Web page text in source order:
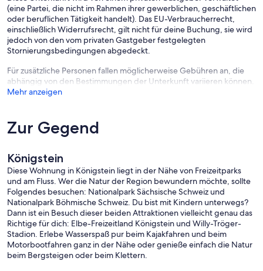
Endreinigung: 55,00 EUR (verpflichtend)
Energiekosten: inklusive
Handtücher: (mitzubringen)
Das Wichtigste auf einen Blick
für 4 Person(en)
2 Schlafzimmer
1 Bad
Rauchfrei
Kostenloser Parkplatz
Die Stadt Königstein erhebt eine Gästetaxe, welche gesondert
abgerechnet wird. 3,00 € pP&Nacht (2,50 € ermäßigt).
(eine Partei, die nicht im Rahmen ihrer gewerblichen, geschäftlichen
oder beruflichen Tätigkeit handelt). Das EU-Verbraucherrecht,
einschließlich Widerrufsrecht, gilt nicht für deine Buchung, sie wird
jedoch von den vom privaten Gastgeber festgelegten
Stornierungsbedingungen abgedeckt.
Für zusätzliche Personen fallen möglicherweise Gebühren an, die
abhängig von den Bestimmungen der Unterkunft variieren können.
Mehr anzeigen
Zur Gegend
Königstein
Diese Wohnung in Königstein liegt in der Nähe von Freizeitparks
und am Fluss. Wer die Natur der Region bewundern möchte, sollte
Folgendes besuchen: Nationalpark Sächsische Schweiz und
Nationalpark Böhmische Schweiz. Du bist mit Kindern unterwegs?
Dann ist ein Besuch dieser beiden Attraktionen vielleicht genau das
Richtige für dich: Elbe-Freizeitland Königstein und Willy-Tröger-
Stadion. Erlebe Wasserspaß pur beim Kajakfahren und beim
Motorbootfahren ganz in der Nähe oder genieße einfach die Natur
beim Bergsteigen oder beim Klettern.